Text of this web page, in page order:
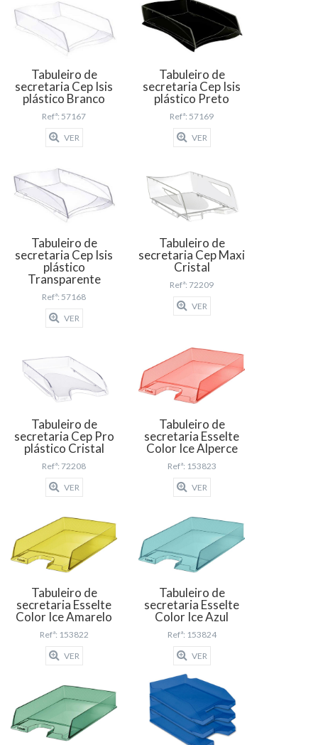
Tabuleiro de
secretaria Cep Isis
plástico Branco
Refª: 57167
VER
Tabuleiro de
secretaria Cep Isis
plástico Preto
Refª: 57169
VER
Tabuleiro de
secretaria Cep Isis
plástico
Transparente
Refª: 57168
VER
Tabuleiro de
secretaria Cep Maxi
Cristal
Refª: 72209
VER
Tabuleiro de
secretaria Cep Pro
plástico Cristal
Refª: 72208
VER
Tabuleiro de
secretaria Esselte
Color Ice Alperce
Refª: 153823
VER
Tabuleiro de
secretaria Esselte
Color Ice Amarelo
Refª: 153822
VER
Tabuleiro de
secretaria Esselte
Color Ice Azul
Refª: 153824
VER